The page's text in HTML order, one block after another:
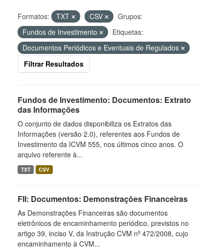
Formatos: TXT CSV
Grupos:
Fundos de Investimento
Etiquetas:
Documentos Periódicos e Eventuais de Regulados
Filtrar Resultados
Fundos de Investimento: Documentos: Extrato
das Informações
O conjunto de dados disponibiliza os Extratos das
Informações (versão 2.0), referentes aos Fundos de
Investimento da ICVM 555, nos últimos cinco anos. O
arquivo referente à...
TXT CSV
FII: Documentos: Demonstrações Financeiras
As Demonstrações Financeiras são documentos
eletrônicos de encaminhamento periódico, previstos no
artigo 39, inciso V, da Instrução CVM nº 472/2008, cujo
encaminhamento à CVM...